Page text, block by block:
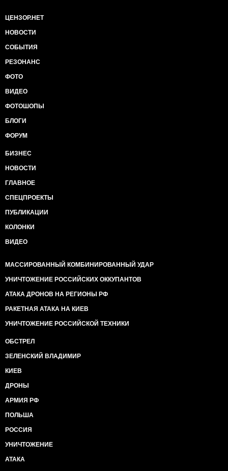
ЦЕНЗОР.НЕТ
НОВОСТИ
СОБЫТИЯ
РЕЗОНАНС
ФОТО
ВИДЕО
ФОТОШОПЫ
БЛОГИ
ФОРУМ
БИЗНЕС
НОВОСТИ
ГЛАВНОЕ
СПЕЦПРОЕКТЫ
ПУБЛИКАЦИИ
КОЛОНКИ
ВИДЕО
МАССИРОВАННЫЙ КОМБИНИРОВАННЫЙ УДАР
УНИЧТОЖЕНИЕ РОССИЙСКИХ ОККУПАНТОВ
АТАКА ДРОНОВ НА РЕГИОНЫ РФ
РАКЕТНАЯ АТАКА НА КИЕВ
УНИЧТОЖЕНИЕ РОССИЙСКОЙ ТЕХНИКИ
ОБСТРЕЛ
ЗЕЛЕНСКИЙ ВЛАДИМИР
КИЕВ
ДРОНЫ
АРМИЯ РФ
ПОЛЬША
РОССИЯ
УНИЧТОЖЕНИЕ
АТАКА